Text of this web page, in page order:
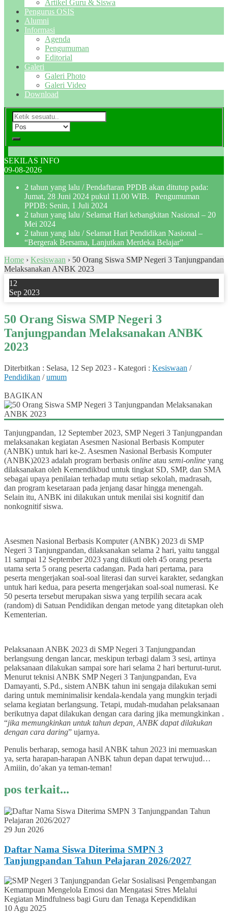
Artikel Guru & Siswa
Pengurus OSIS
Alumni
Informasi
Agenda
Pengumuman
Editorial
Galeri
Galeri Photo
Galeri Video
Download
SEKILAS INFO
09-08-2026
2 tahun yang lalu / Pendaftaran PPDB akan ditutup pada:
Jumat, 28 Juni 2024 pukul 11.00 WIB. Pengumuman
PPDB: Senin, 1 Juli 2024
2 tahun yang lalu / Selamat Hari kebangkitan Nasional – 20
Mei 2024
2 tahun yang lalu / Selamat Hari Pendidikan Nasional –
“Bergerak Bersama, Lanjutkan Merdeka Belajar”
Home › Kesiswaan › 50 Orang Siswa SMP Negeri 3 Tanjungpandan
Melaksanakan ANBK 2023
12
Sep 2023
50 Orang Siswa SMP Negeri 3
Tanjungpandan Melaksanakan ANBK
2023
Diterbitkan : Selasa, 12 Sep 2023 - Kategori : Kesiswaan /
Pendidikan /umum
BAGIKAN
Tanjungpandan, 12 September 2023, SMP Negeri 3 Tanjungpandan
melaksanakan kegiatan Asesmen Nasional Berbasis Komputer
(ANBK) untuk hari ke-2. Asesmen Nasional Berbasis Komputer
(ANBK)2023 adalah program berbasis online atau semi-online yang
dilaksanakan oleh Kemendikbud untuk tingkat SD, SMP, dan SMA
sebagai upaya penilaian terhadap mutu setiap sekolah, madrasah,
dan program kesetaraan pada jenjang dasar hingga menengah.
Selain itu, ANBK ini dilakukan untuk menilai sisi kognitif dan
nonkognitif siswa.
Asesmen Nasional Berbasis Komputer (ANBK) 2023 di SMP
Negeri 3 Tanjungpandan, dilaksanakan selama 2 hari, yaitu tanggal
11 sampai 12 September 2023 yang diikuti oleh 45 orang peserta
utama serta 5 orang peserta cadangan. Pada hari pertama, para
peserta mengerjakan soal-soal literasi dan survei karakter, sedangkan
untuk hari kedua, para peserta mengerjakan soal-soal numerasi. Ke
50 peserta tersebut merupakan siswa yang terpilih secara acak
(random) di Satuan Pendidikan dengan metode yang ditetapkan oleh
Kementerian.
Pelaksanaan ANBK 2023 di SMP Negeri 3 Tanjungpandan
berlangsung dengan lancar, meskipun terbagi dalam 3 sesi, artinya
pelaksanaan dilakukan sampai sore hari selama 2 hari berturut-turut.
Menurut teknisi ANBK SMP Negeri 3 Tanjungpandan, Eva
Damayanti, S.Pd., sistem ANBK tahun ini sengaja dilakukan semi
daring untuk meminimalisir kendala-kendala yang mungkin terjadi
selama kegiatan berlangsung. Tetapi, mudah-mudahan pelaksanaan
berikutnya dapat dilakukan dengan cara daring jika memungkinkan .
“jika memungkinkan untuk tahun depan, ANBK dapat dilakukan
dengan cara daring” ujarnya.
Penulis berharap, semoga hasil ANBK tahun 2023 ini memuaskan
ya, serta harapan-harapan ANBK tahun depan dapat terwujud…
Amiiin, do’akan ya teman-teman!
pos terkait...
29 Jun 2026
Daftar Nama Siswa Diterima SMPN 3
Tanjungpandan Tahun Pelajaran 2026/2027
10 Agu 2025